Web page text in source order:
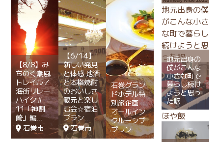
【8/8】み
ちのく潮風
トレイル／
海街リレー
ハイク＃
11「神割
崎」編
石巻市
【6/14】
新しい発見
と体感 地酒
と本格焼酎
のおいしさ
蔵元と楽し
む会☆宿泊
プラン
石巻市
石巻グラン
ドホテル特
別旅企画
オールイン
クルーシブ
プラン
地元出身の僕
がこんな小さ
な町で暮らし
続けようと思
った訳
地元出身の
僕がこんな
小さな町で
暮らし続け
ようと思っ
た訳
ほや飯